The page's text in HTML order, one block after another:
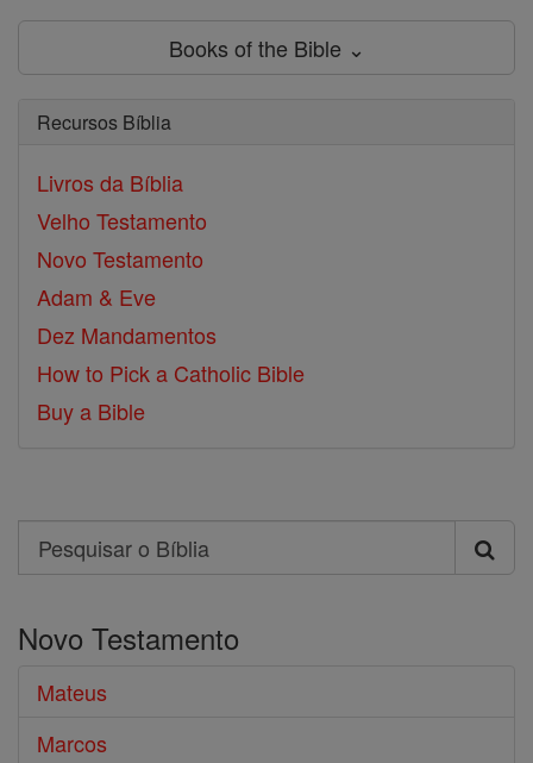
Books of the Bible ⌄
Recursos Bíblia
Livros da Bíblia
Velho Testamento
Novo Testamento
Adam & Eve
Dez Mandamentos
How to Pick a Catholic Bible
Buy a Bible
Search
Pesquisar
Bíblia
Novo Testamento
Mateus
Marcos